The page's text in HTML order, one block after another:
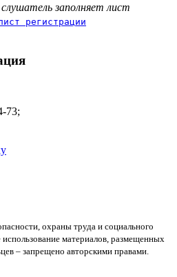
заполняет лист
регистрации
73;
охраны труда и социального
материалов, размещенных
– запрещено авторскими правами.